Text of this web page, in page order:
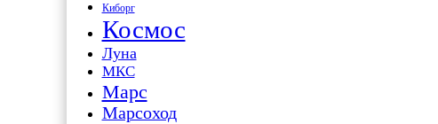
Киборг
Космос
Луна
МКС
Марс
Марсоход